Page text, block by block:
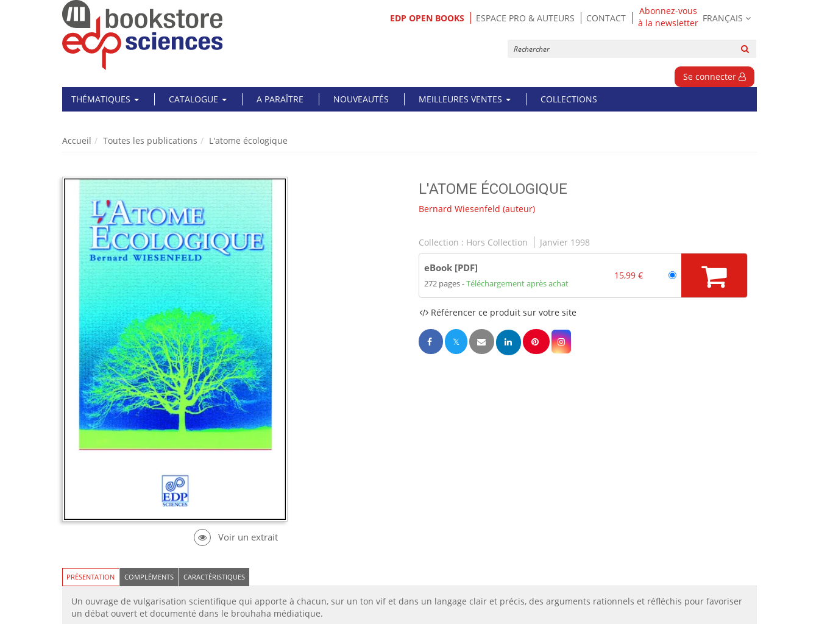
EDP OPEN BOOKS ESPACE PRO & AUTEURS CONTACT
Abonnez-vous
à la newsletter FRANÇAIS
Se connecter
THÉMATIQUES
CATALOGUE A PARAÎTRE NOUVEAUTÉS MEILLEURES VENTES COLLECTIONS
Accueil Toutes les publications L'atome écologique
L'ATOME ÉCOLOGIQUE
Bernard Wiesenfeld (auteur)
Collection : Hors Collection Janvier 1998
eBook [PDF]
272 pages Téléchargement après achat
15,99 €
Référencer ce produit sur votre site
PRÉSENTATION COMPLÉMENTS CARACTÉRISTIQUES
Un ouvrage de vulgarisation scientifique qui apporte à chacun, sur un ton vif et dans un langage clair et précis, des arguments rationnels et réfléchis pour favoriser
un débat ouvert et documenté dans le brouhaha médiatique.